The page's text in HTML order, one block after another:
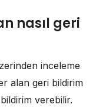
nasıl geri
inceleme
alan geri bildirim
verebilir.